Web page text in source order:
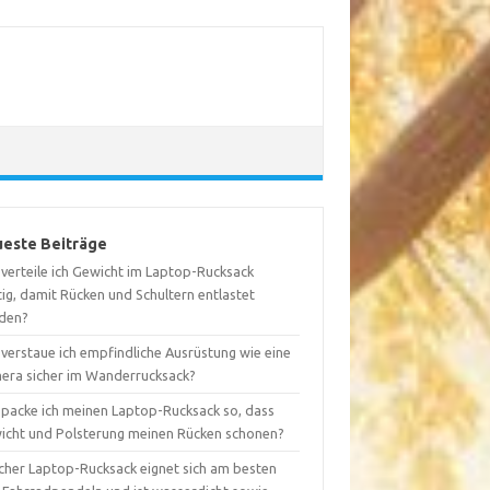
Beiträge
ich Gewicht im Laptop-Rucksack
damit Rücken und Schultern entlastet
ich empfindliche Ausrüstung wie eine
sicher im Wanderrucksack?
ich meinen Laptop-Rucksack so, dass
und Polsterung meinen Rücken schonen?
Laptop-Rucksack eignet sich am besten